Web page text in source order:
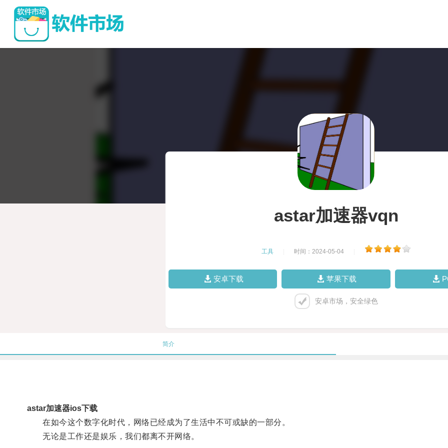
astar加速器vqn
工具 时间：2024-05-04
安卓下载 苹果下载
安卓市场，安全绿色
简介
astar加速器ios下载
在如今这个数字化时代，网络已经成为了生活中不可或缺的一部分。
无论是工作还是娱乐，我们都离不开网络。